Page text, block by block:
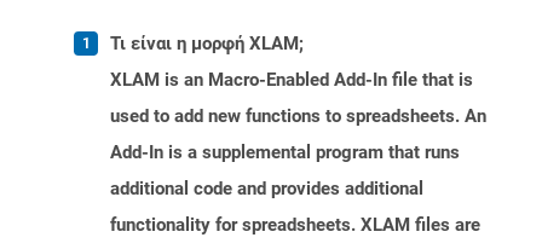
Τι είναι η μορφή XLAM;
XLAM is an Macro-Enabled Add-In file that is
used to add new functions to spreadsheets. An
Add-In is a supplemental program that runs
additional code and provides additional
functionality for spreadsheets. XLAM files are